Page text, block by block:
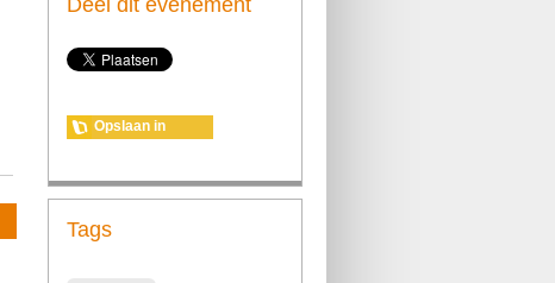
Deel dit evenement
Opslaan in
Tags